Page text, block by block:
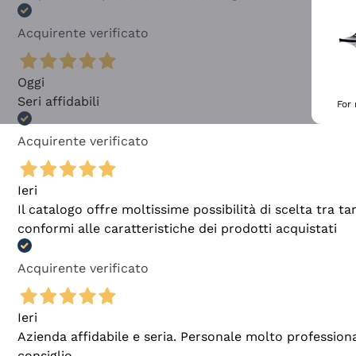
Acquirente verificato
Oggi
Seri affidabili
Acquirente verificato
Ieri
Il catalogo offre moltissime possibilità di scelta tra
conformi alle caratteristiche dei prodotti acquistati
Acquirente verificato
Ieri
Azienda affidabile e seria. Personale molto
For